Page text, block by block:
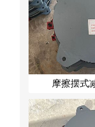
摩擦摆式